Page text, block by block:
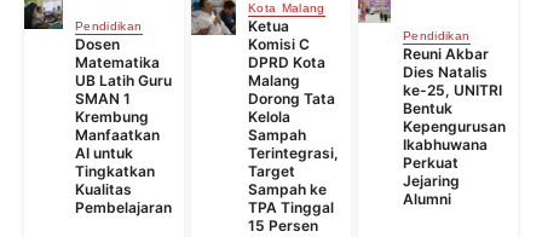
Pendidikan
Dosen
Matematika
UB Latih Guru
SMAN 1
Krembung
Manfaatkan
AI untuk
Tingkatkan
Kualitas
Pembelajaran
Kota Malang
Ketua
Komisi C
DPRD Kota
Malang
Dorong Tata
Kelola
Sampah
Terintegrasi,
Target
Sampah ke
TPA Tinggal
15 Persen
Pendidikan
Reuni Akbar
Dies Natalis
ke-25, UNITRI
Bentuk
Kepengurusan
Ikabhuwana
Perkuat
Jejaring
Alumni